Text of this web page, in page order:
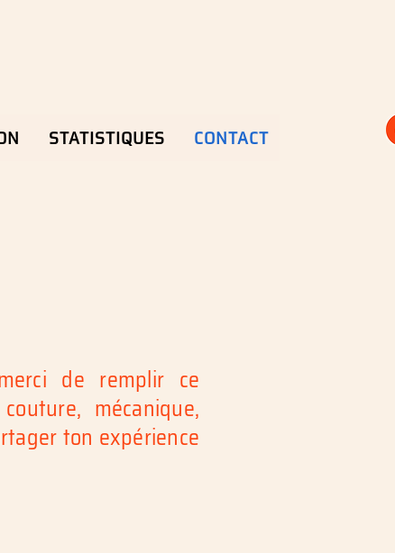
STATISTIQUES CONTACT
de remplir ce
mécanique,
ton expérience